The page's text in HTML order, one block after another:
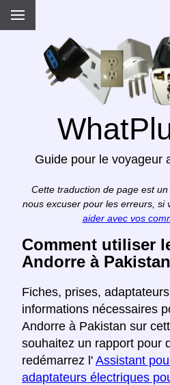
Guide pour le voyageur
Cette traduction de page est
nous excuser pour les erreurs, si
aider avec vos
Comment utiliser
Andorre à Pakistan
Fiches, prises,
informations nécessaires
Andorre à Pakistan sur
souhaitez un rapport pour
redémarrez l' Assistant
adaptateurs électriques